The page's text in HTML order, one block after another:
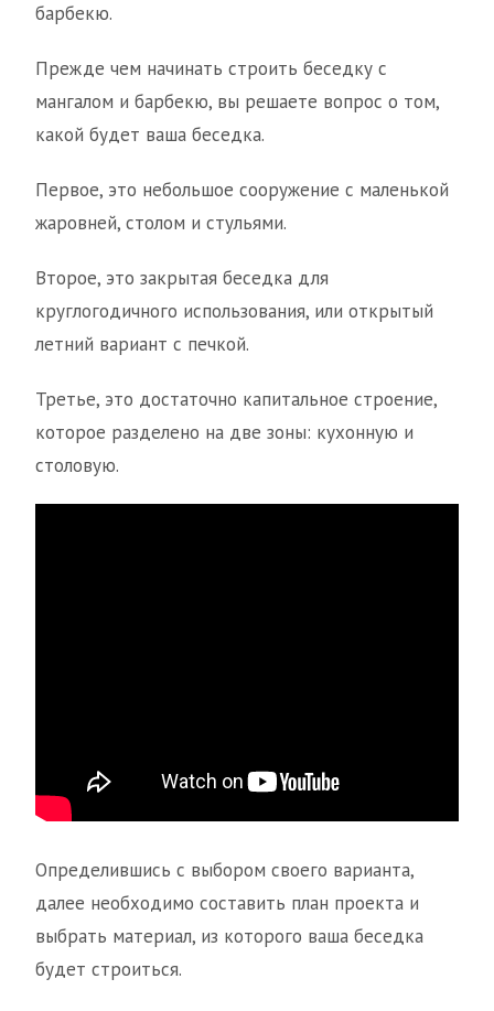
барбекю.
Прежде чем начинать строить беседку с
мангалом и барбекю, вы решаете вопрос о том,
какой будет ваша беседка.
Первое, это небольшое сооружение с маленькой
жаровней, столом и стульями.
Второе, это закрытая беседка для
круглогодичного использования, или открытый
летний вариант с печкой.
Третье, это достаточно капитальное строение,
которое разделено на две зоны: кухонную и
столовую.
Определившись с выбором своего варианта,
далее необходимо составить план проекта и
выбрать материал, из которого ваша беседка
будет строиться.